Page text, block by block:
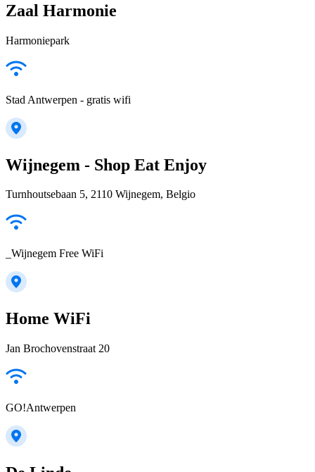
Zaal Harmonie
Harmoniepark
Stad Antwerpen - gratis wifi
Wijnegem - Shop Eat Enjoy
Turnhoutsebaan 5, 2110 Wijnegem, Belgio
_Wijnegem Free WiFi
Home WiFi
Jan Brochovenstraat 20
GO!Antwerpen